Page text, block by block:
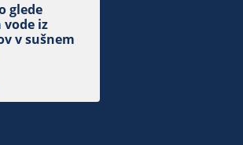
glede
vode iz
v sušnem